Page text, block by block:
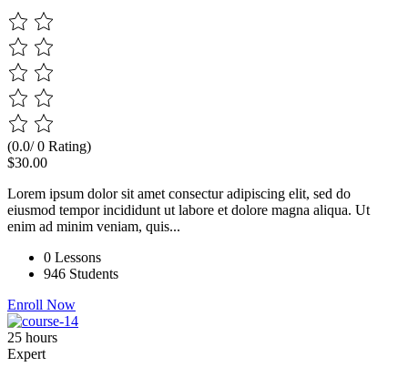
(0.0/ 0 Rating)
$30.00
Lorem ipsum dolor sit amet consectur adipiscing elit, sed do
eiusmod tempor incididunt ut labore et dolore magna aliqua. Ut
enim ad minim veniam, quis...
0 Lessons
946 Students
Enroll Now
25 hours
Expert